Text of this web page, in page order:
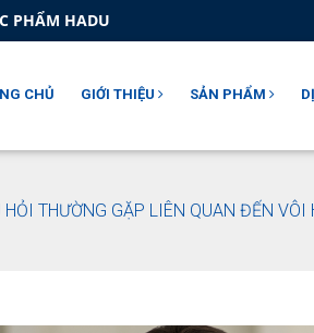
PHẨM HADU
CHỦ GIỚI THIỆU SẢN PHẨM
HỎI THƯỜNG GẶP LIÊN QUAN ĐẾN VÔI